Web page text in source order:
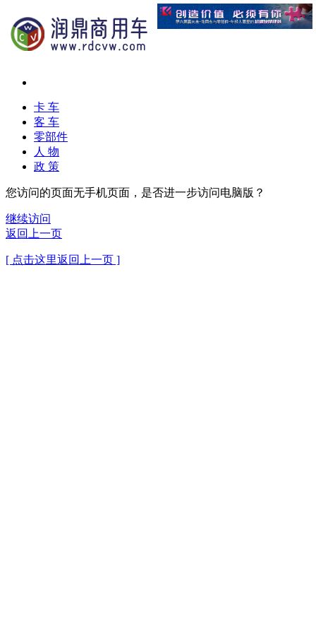
卡 车
客 车
零部件
人 物
政 策
您访问的页面无手机页面，是否进一步访问电脑版？
继续访问
返回上一页
[ 点击这里返回上一页 ]